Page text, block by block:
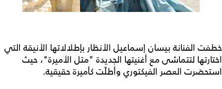
خطفت الفنانة بيسان إسماعيل الأنظار بإطلالاتها الأنيقة التي
اختارتها لتتماشى مع أغنيتها الجديدة "متل الأميرة"، حيث
استحضرت العصر الفيكتوري وأطلّت كأميرة حقيقية.